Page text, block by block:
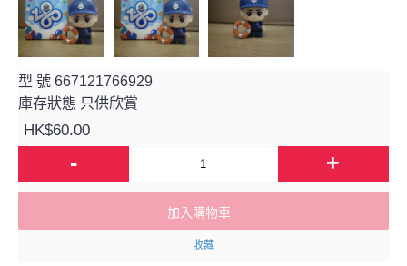
型 號 667121766929
庫存狀態 只供欣賞
HK$60.00
- +
加入購物車
收藏